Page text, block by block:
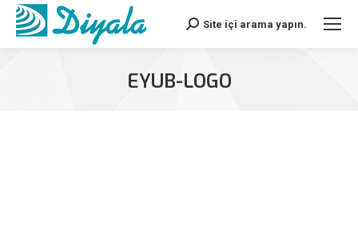
Search:Site içi arama yapın.
EYUB-LOGO